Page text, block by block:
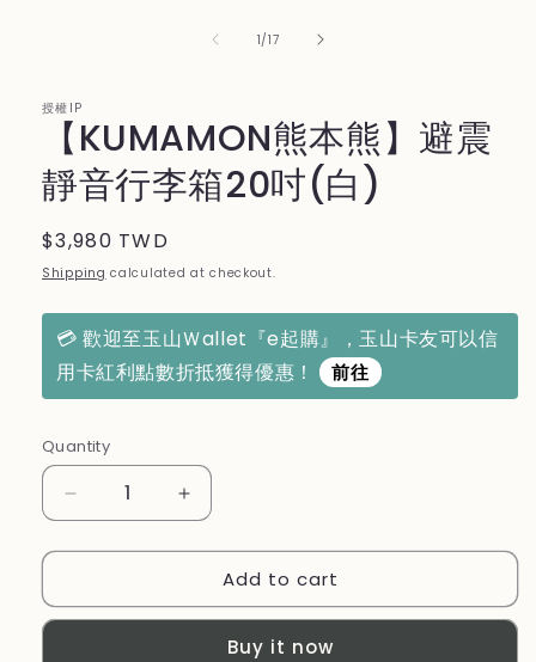
1/of
17
授權IP
【KUMAMON熊本熊】避震
靜音行李箱20吋(白)
Regular
price
$3,980 TWD
Shipping calculated at checkout.
💳 歡迎至玉山Ｗallet『e起購』，玉山卡友可以信
用卡紅利點數折抵獲得優惠！ 前往
Quantity
Decrease
quantity
for
熊
Increase
quantity
for
【KUMAMON
熊
Add to cart
Buy it now